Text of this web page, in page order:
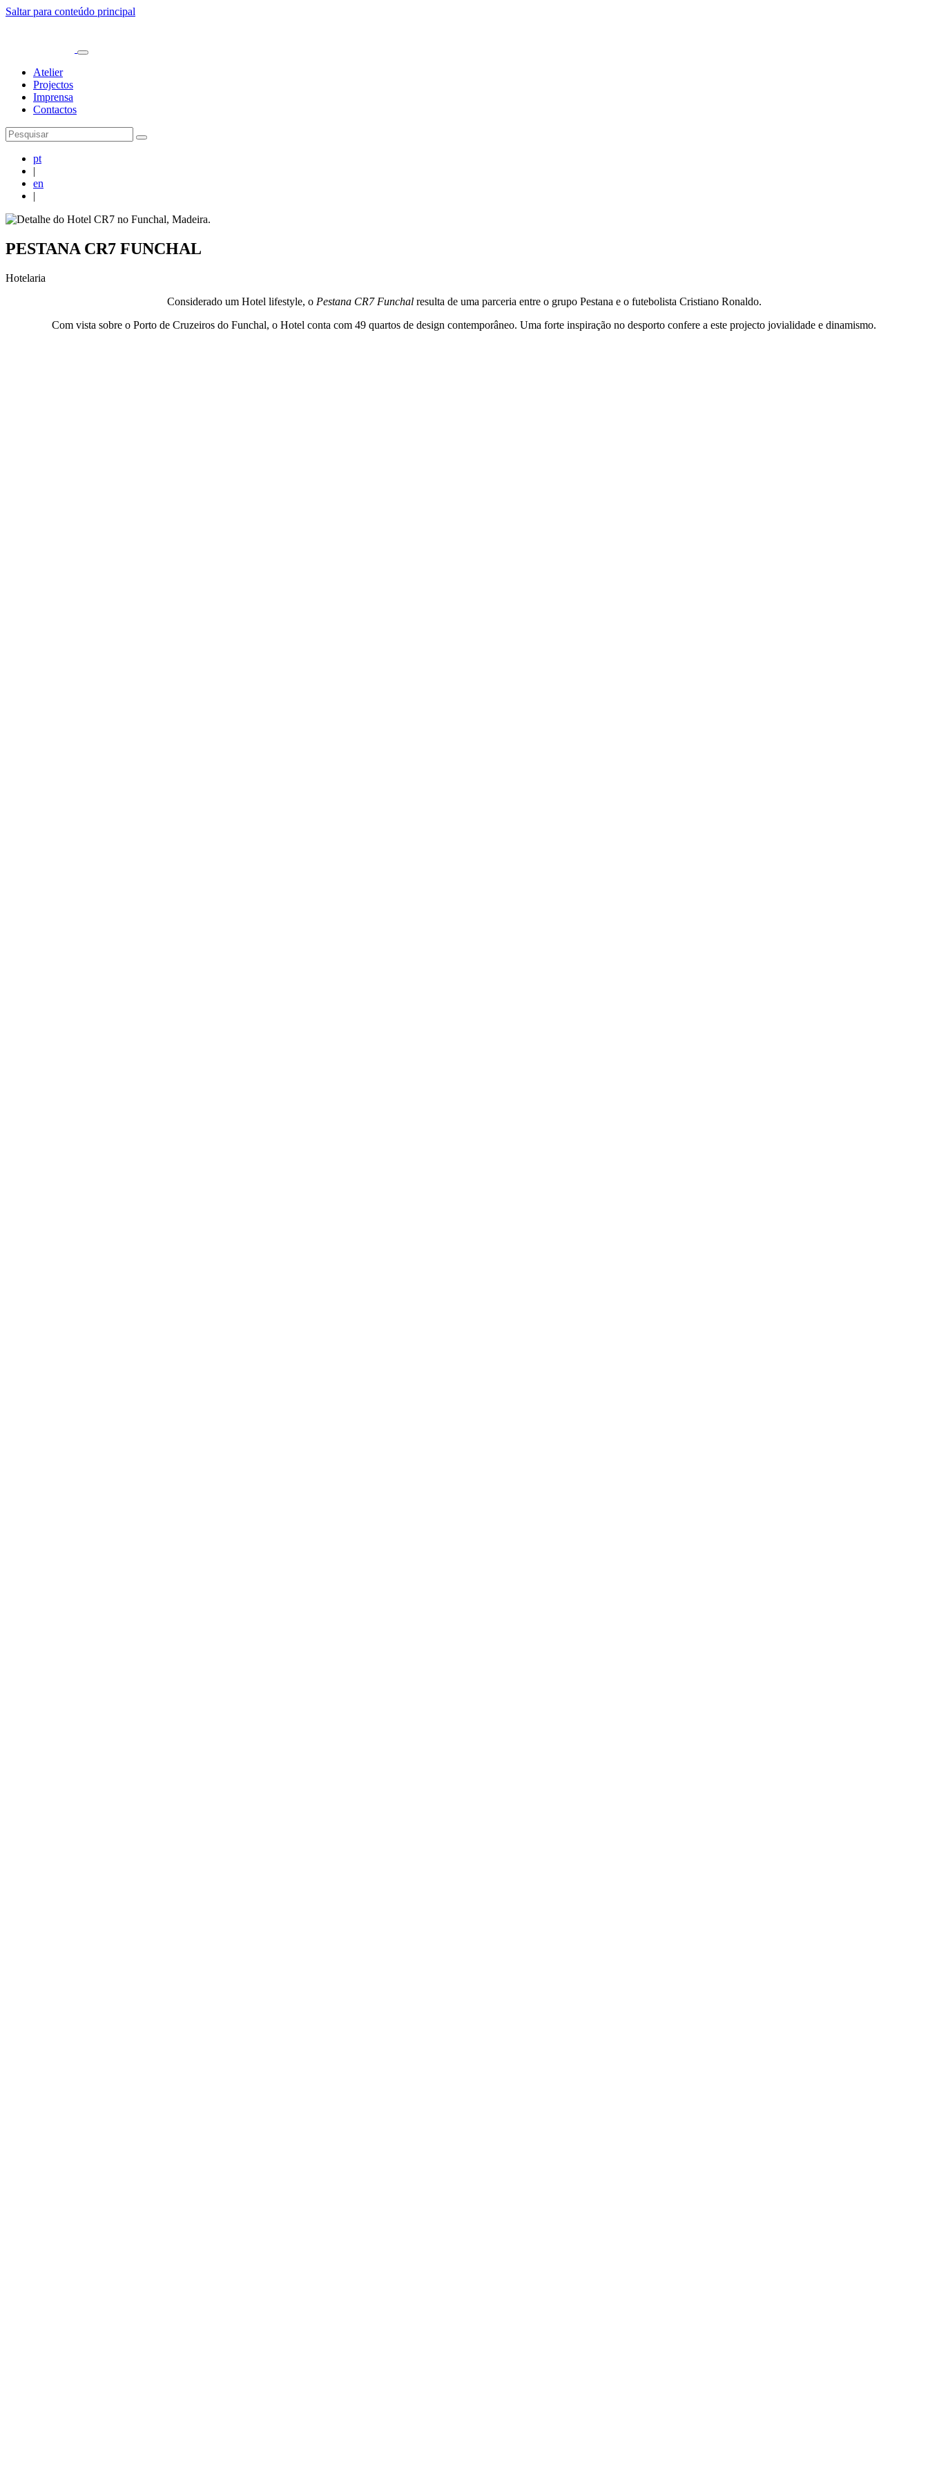
Saltar para conteúdo principal
Atelier
Projectos
Imprensa
Contactos
pt
|
en
|
PESTANA CR7 FUNCHAL
Hotelaria
Considerado um Hotel lifestyle, o Pestana CR7 Funchalresulta de uma parceria entre o grupo Pestana e o futebolista Cristiano Ronaldo.
Com vista sobre o Porto de Cruzeiros do Funchal, o Hotel conta com 49 quartos de design contemporâneo. Uma forte inspiração no desporto confere a este projecto jovialidade e dinamismo.